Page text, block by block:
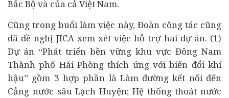
Bắc Bộ và của cả Việt Nam.
Cũng trong buổi làm việc này, Đoàn công tác cũng
đã đề nghị JICA xem xét việc hỗ trợ hai dự án. (1)
Dự án “Phát triển bền vững khu vực Đông Nam
Thành phố Hải Phòng thích ứng với biến đổi khí
hậu” gồm 3 hợp phần là Làm đường kết nối đến
Cảng nước sâu Lạch Huyện; Hệ thống thoát nước